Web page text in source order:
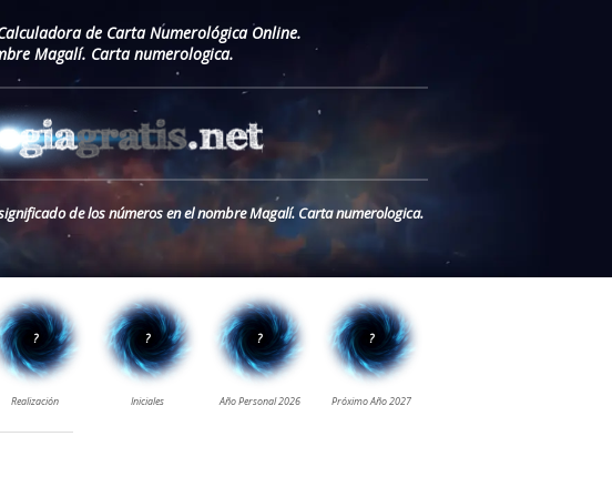
de Carta Numerológica Online.
Magalí. Carta numerologica.
de los números en el nombre Magalí. Carta numerologica.